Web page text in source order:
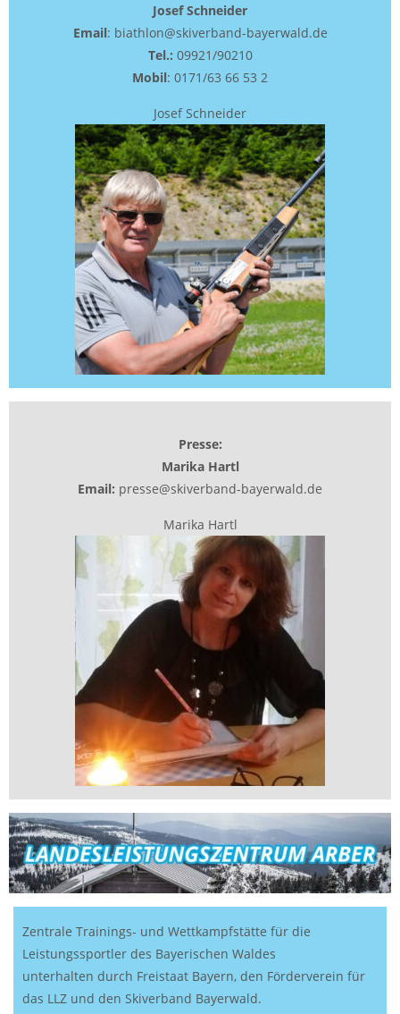
Josef Schneider
Email: biathlon@skiverband-bayerwald.de
Tel.: 09921/90210
Mobil: 0171/63 66 53 2
Josef Schneider
Presse:
Marika Hartl
Email: presse@skiverband-bayerwald.de
Marika Hartl
Zentrale Trainings- und Wettkampfstätte für die
Leistungssportler des Bayerischen Waldes
unterhalten durch Freistaat Bayern, den Förderverein für
das LLZ und den Skiverband Bayerwald.